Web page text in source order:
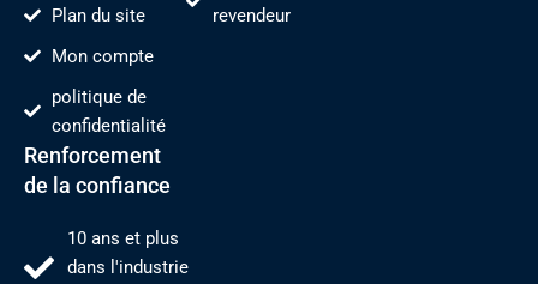
Plan du site
Mon compte
politique de
confidentialité
revendeur
Renforcement
de la confiance
10 ans et plus
dans l'industrie